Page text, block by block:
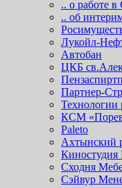
.. о работе в
.. об
Лукойл-
Автобан
ЦКБ
Партнер-
Технологии
КСМ
Paleto
Ахтынский
Киностудия
Сходня
Сэйвур